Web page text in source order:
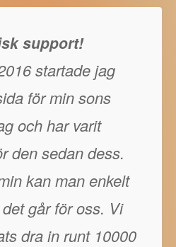
support!
startade jag
för min sons
och har varit
den sedan dess.
kan man enkelt
går för oss. Vi
dra in runt 10000